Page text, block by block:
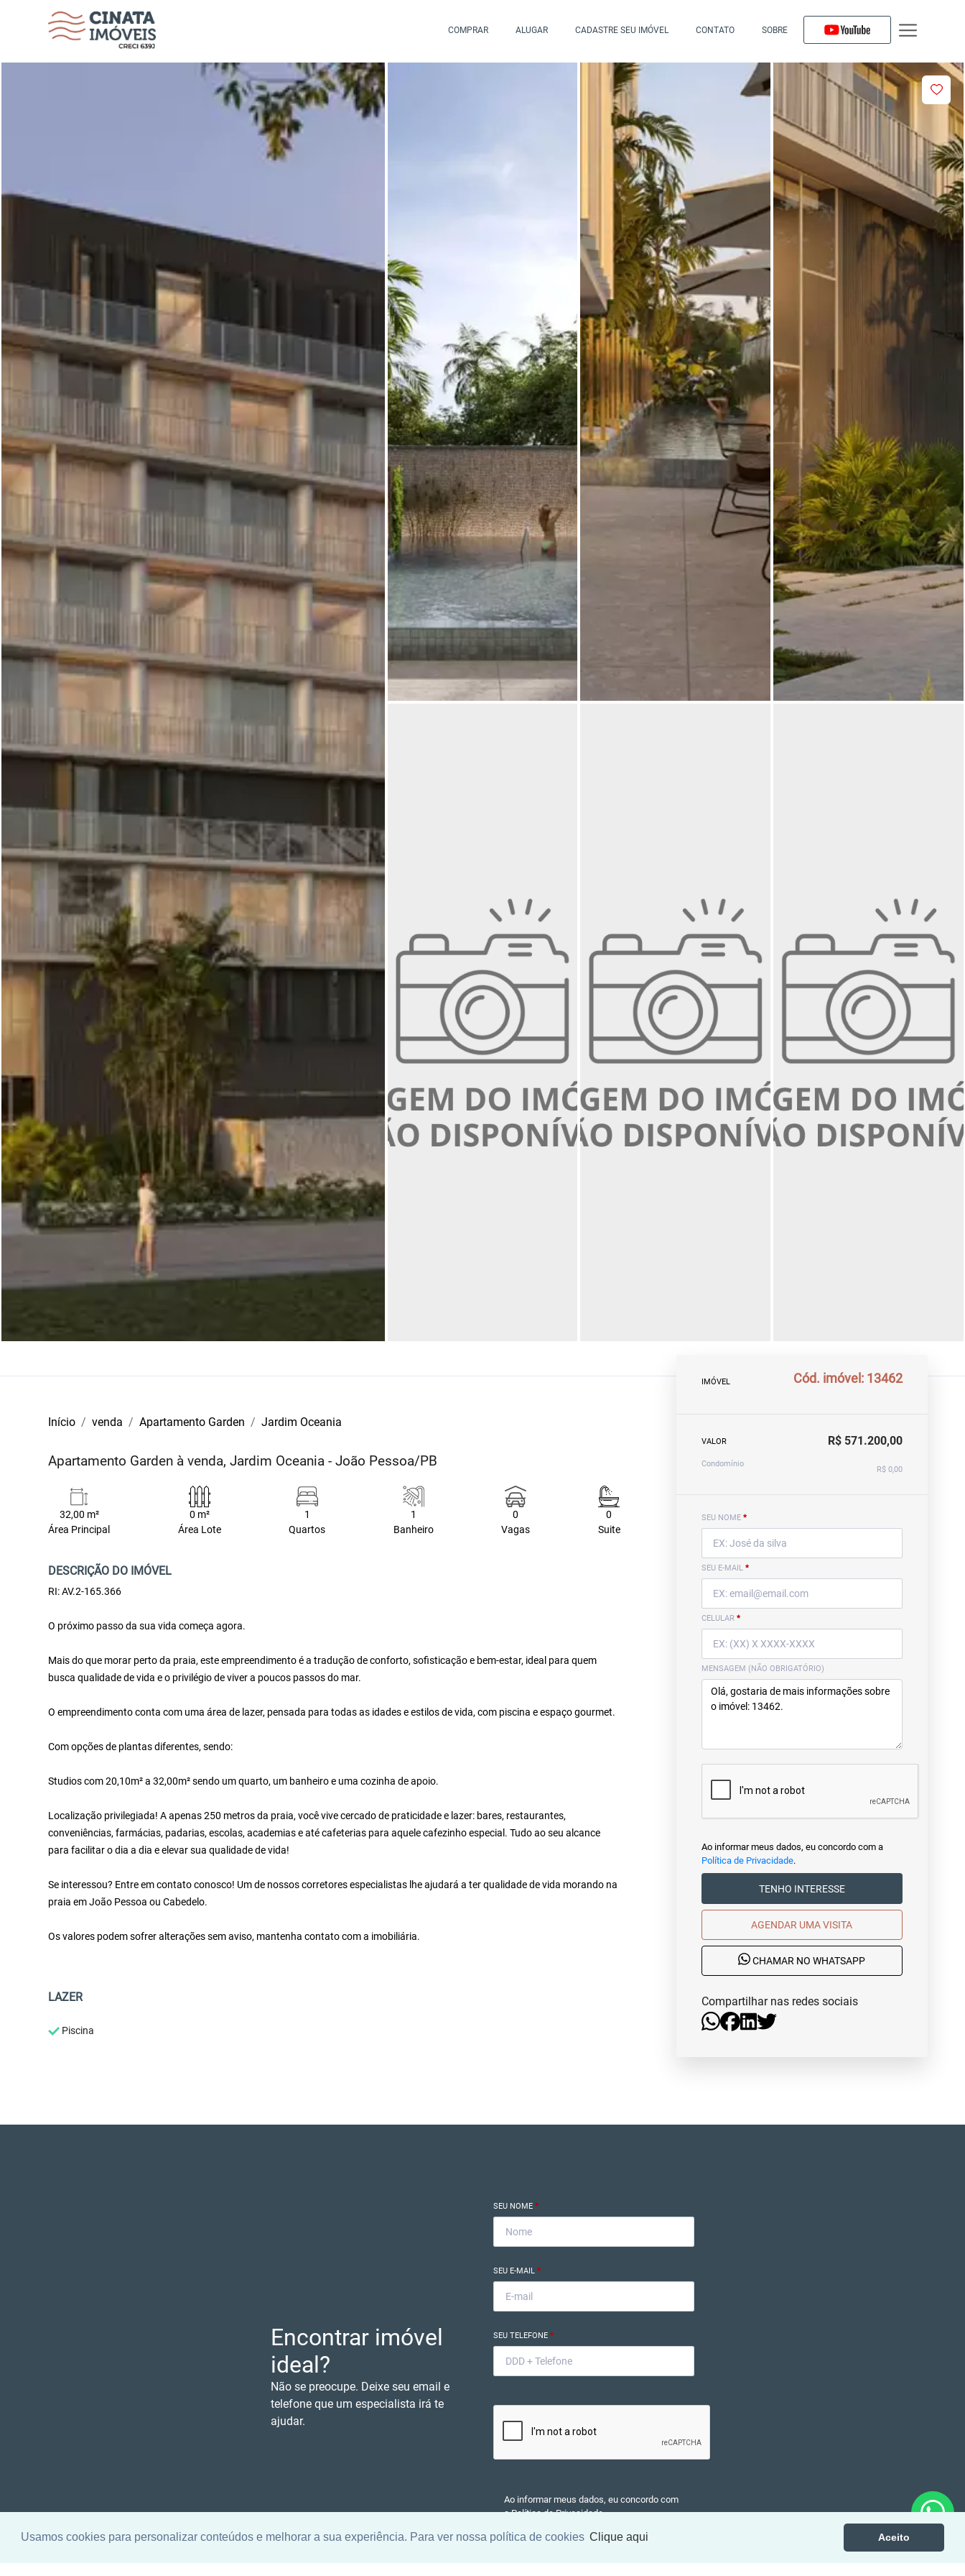
Usamos cookies para personalizar conteúdos e melhorar a sua experiência. Para ver nossa política de cookies Clique aqui Aceito
COMPRAR ALUGAR CADASTRE SEU IMÓVEL CONTATO SOBRE
Início venda Apartamento Garden Jardim Oceania
Apartamento Garden à venda, Jardim Oceania - João Pessoa/PB
32,00 m²
Área Principal
0 m²
Área Lote
1
Quartos
1
Banheiro
0
Vagas
0
Suite
DESCRIÇÃO DO IMÓVEL
RI: AV.2-165.366
O próximo passo da sua vida começa agora.
Mais do que morar perto da praia, este empreendimento é a tradução de conforto, sofisticação e bem-estar, ideal para quem
busca qualidade de vida e o privilégio de viver a poucos passos do mar.
O empreendimento conta com uma área de lazer, pensada para todas as idades e estilos de vida, com piscina e espaço gourmet.
Com opções de plantas diferentes, sendo:
Studios com 20,10m² a 32,00m² sendo um quarto, um banheiro e uma cozinha de apoio.
Localização privilegiada! A apenas 250 metros da praia, você vive cercado de praticidade e lazer: bares, restaurantes,
conveniências, farmácias, padarias, escolas, academias e até cafeterias para aquele cafezinho especial. Tudo ao seu alcance
para facilitar o dia a dia e elevar sua qualidade de vida!
Se interessou? Entre em contato conosco! Um de nossos corretores especialistas lhe ajudará a ter qualidade de vida morando na
praia em João Pessoa ou Cabedelo.
Os valores podem sofrer alterações sem aviso, mantenha contato com a imobiliária.
LAZER
Piscina
IMÓVEL Cód. imóvel: 13462
VALOR R$ 571.200,00
Condomínio
R$ 0,00
SEU NOME *
SEU E-MAIL *
CELULAR *
MENSAGEM (NÃO OBRIGATÓRIO)
Ao informar meus dados, eu concordo com a
Política de Privacidade.
TENHO INTERESSE
AGENDAR UMA VISITA
CHAMAR NO WHATSAPP
Compartilhar nas redes sociais
Encontrar imóvel
ideal?
Não se preocupe. Deixe seu email e
telefone que um especialista irá te
ajudar.
SEU NOME *
SEU E-MAIL *
SEU TELEFONE *
Ao informar meus dados, eu concordo com
aPolítica de Privacidade.